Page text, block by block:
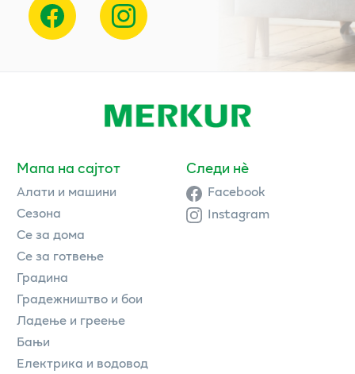
Мапа на сајтот
Алати и машини
Сезона
Се за дома
Се за готвење
Градина
Градежништво и бои
Ладење и греење
Бањи
Електрика и водовод
Следи нè
Facebook
Instagram